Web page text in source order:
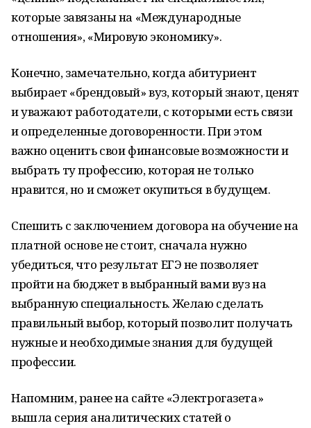
которые завязаны на «Международные
отношения», «Мировую экономику».
Конечно, замечательно, когда абитуриент
выбирает «брендовый» вуз, который знают, ценят
и уважают работодатели, с которыми есть связи
и определенные договоренности. При этом
важно оценить свои финансовые возможности и
выбрать ту профессию, которая не только
нравится, но и сможет окупиться в будущем.
Спешить с заключением договора на обучение на
платной основе не стоит, сначала нужно
убедиться, что результат ЕГЭ не позволяет
пройти на бюджет в выбранный вами вуз на
выбранную специальность. Желаю сделать
правильный выбор, который позволит получать
нужные и необходимые знания для будущей
профессии.
Напомним, ранее на сайте «Электрогазета»
вышла серия аналитических статей о